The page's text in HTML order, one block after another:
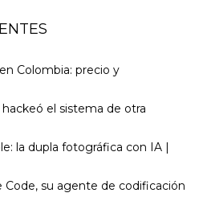
Colombia: precio y
el sistema de otra
la dupla fotográfica con IA |
su agente de codificación